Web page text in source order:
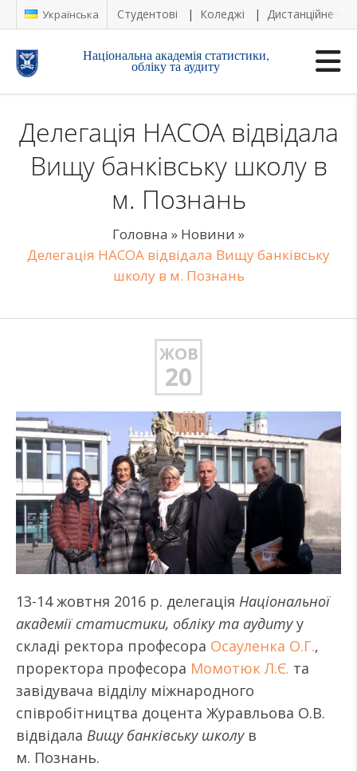
Українська Студентові Коледжі Дистанційне
Національна академія статистики,
обліку та аудиту
Делегація НАСОА відвідала
Вищу банківську школу в
м. Познань
Головна » Новини »
Делегація НАСОА відвідала Вищу банківську
школу в м. Познань
ЖОВ
20
13-14 жовтня 2016 р. делегація Національної
академії статистики, обліку та аудитуу
складі ректора професора Осауленка О.Г.,
проректора професора Момотюк Л.Є. та
завідувача відділу міжнародного
співробітництва доцента Журавльова О.В.
відвідала Вищу банківську школув
м. Познань.